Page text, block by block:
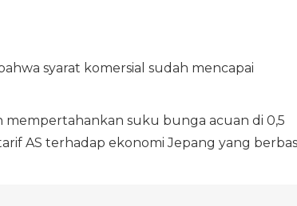
syarat komersial sudah mencapai
mempertahankan suku bunga acuan di 0,5
AS terhadap ekonomi Jepang yang